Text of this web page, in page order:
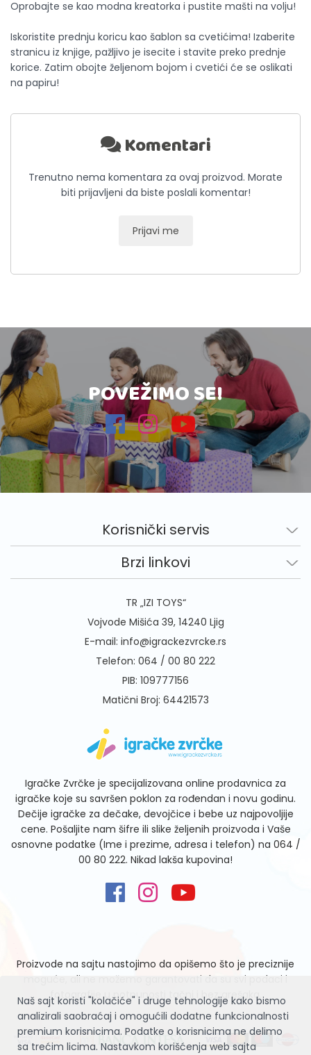
Naš sajt koristi "kolačiće" i druge tehnologije kako bismo
analizirali saobraćaj i omogućili dodatne funkcionalnosti
premium korisnicima. Podatke o korisnicima ne delimo
sa trećim licima. Nastavkom korišćenja web sajta
Oprobajte se kao modna kreatorka i pustite mašti na volju!
Iskoristite prednju koricu kao šablon sa cvetićima! Izaberite
stranicu iz knjige, pažljivo je isecite i stavite preko prednje
korice. Zatim obojte željenom bojom i cvetići će se oslikati
na papiru!
Komentari
Trenutno nema komentara za ovaj proizvod. Morate
biti prijavljeni da biste poslali komentar!
Prijavi me
POVEŽIMO SE!
Korisnički servis
Brzi linkovi
TR „IZI TOYS“
Vojvode Mišića 39, 14240 Ljig
E-mail: info@igrackezvrcke.rs
Telefon: 064 / 00 80 222
PIB: 109777156
Matični Broj: 64421573
Igračke Zvrčke je specijalizovana online prodavnica za
igračke koje su savršen poklon za rođendan i novu godinu.
Dečije igračke za dečake, devojčice i bebe uz najpovoljije
cene. Pošaljite nam šifre ili slike željenih proizvoda i Vaše
osnovne podatke (Ime i prezime, adresa i telefon) na 064 /
00 80 222. Nikad lakša kupovina!
Proizvode na sajtu nastojimo da opišemo što je preciznije
moguće, ali ne možemo garantovati da su svi podaci i
fotografije u potpunosti tačni i bez grešaka.